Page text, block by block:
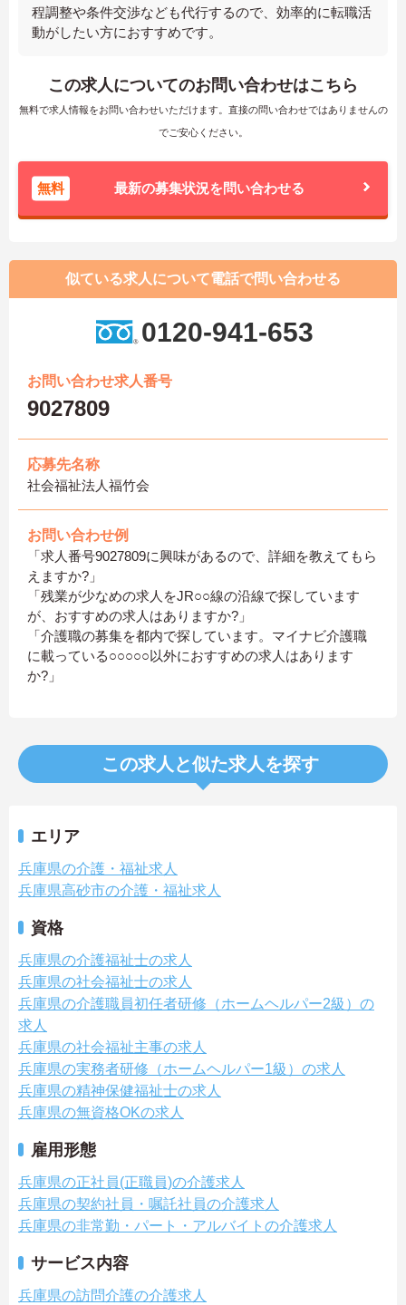
程調整や条件交渉なども代行するので、効率的に転職活
動がしたい方におすすめです。
この求人についてのお問い合わせはこちら
無料で求人情報をお問い合わせいただけます。直接の問い合わせではありませんの
でご安心ください。
無料 最新の募集状況を問い合わせる
似ている求人について電話で問い合わせる
0120-941-653
お問い合わせ求人番号
9027809
応募先名称
社会福祉法人福竹会
お問い合わせ例
「求人番号9027809に興味があるので、詳細を教えてもら
えますか?」
「残業が少なめの求人をJR○○線の沿線で探しています
が、おすすめの求人はありますか?」
「介護職の募集を都内で探しています。マイナビ介護職
に載っている○○○○○以外におすすめの求人はあります
か?」
この求人と似た求人を探す
エリア
兵庫県の介護・福祉求人
兵庫県高砂市の介護・福祉求人
資格
兵庫県の介護福祉士の求人
兵庫県の社会福祉士の求人
兵庫県の介護職員初任者研修（ホームヘルパー2級）の
求人
兵庫県の社会福祉主事の求人
兵庫県の実務者研修（ホームヘルパー1級）の求人
兵庫県の精神保健福祉士の求人
兵庫県の無資格OKの求人
雇用形態
兵庫県の正社員(正職員)の介護求人
兵庫県の契約社員・嘱託社員の介護求人
兵庫県の非常勤・パート・アルバイトの介護求人
サービス内容
兵庫県の訪問介護の介護求人